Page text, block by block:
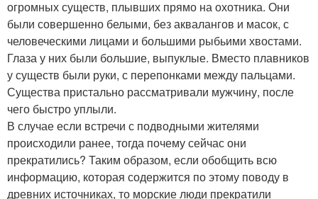
огромных существ, плывших прямо на охотника. Они
были совершенно белыми, без аквалангов и масок, с
человеческими лицами и большими рыбьими хвостами.
Глаза у них были большие, выпуклые. Вместо плавников
у существ были руки, с перепонками между пальцами.
Существа пристально рассматривали мужчину, после
чего быстро уплыли.
В случае если встречи с подводными жителями
происходили ранее, тогда почему сейчас они
прекратились? Таким образом, если обобщить всю
информацию, которая содержится по этому поводу в
древних источниках, то морские люди прекратили